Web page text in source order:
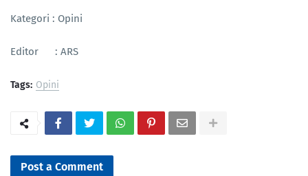
Kategori : Opini
Editor : ARS
Tags: Opini
Post a Comment